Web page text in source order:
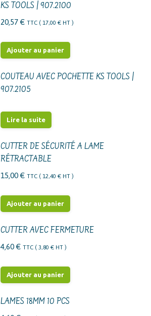
KS TOOLS | 907.2100
20,57 € TTC ( 17,00 € HT )
Ajouter au panier
COUTEAU AVEC POCHETTE KS TOOLS |
907.2105
Lire la suite
CUTTER DE SÉCURITÉ A LAME
RÉTRACTABLE
15,00 € TTC ( 12,40 € HT )
Ajouter au panier
CUTTER AVEC FERMETURE
4,60 € TTC ( 3,80 € HT )
Ajouter au panier
LAMES 18MM 10 PCS